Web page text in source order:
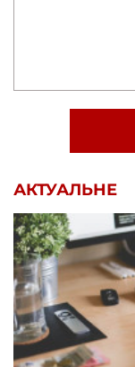
АКТУАЛЬНЕ